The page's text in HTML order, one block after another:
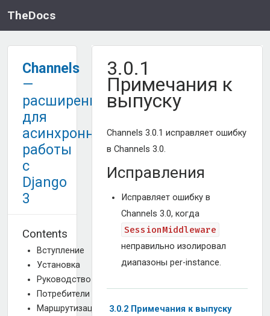
TheDocs
Channels
—
расширение
для
асинхронной
работы
с
Django
3
Contents
Вступление
Установка
Руководство
Потребители
Маршрутизация
3.0.1
Примечания к
выпуску
Channels 3.0.1 исправляет ошибку
в Channels 3.0.
Исправления
Исправляет ошибку в
Channels 3.0, когда
SessionMiddleware
неправильно изолировал
диапазоны per-instance.
3.0.2 Примечания к выпуску